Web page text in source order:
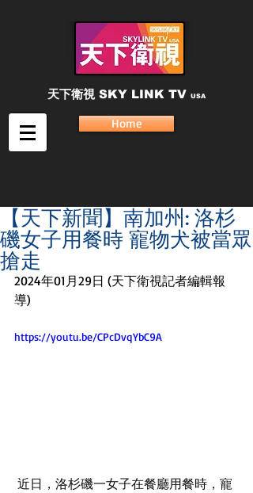
天下衛視 SKY LINK TV USA
Home
【天下新聞】南加州: 洛杉
磯女子用餐時 寵物犬被當眾
搶走
2024年01月29日 (天下衛視記者編輯報
導)
https://youtu.be/CPcDvqYbC9A